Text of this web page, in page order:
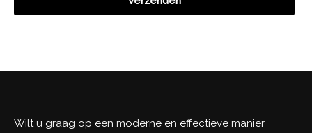
Wilt u graag op een moderne en effectieve manier